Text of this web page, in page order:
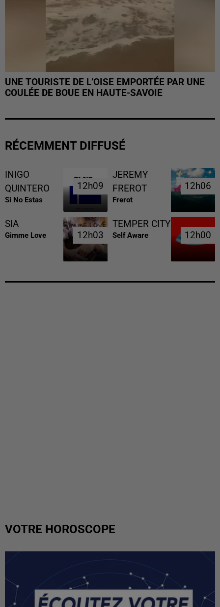
UNE TOURISTE DE L’OISE EMPORTÉE PAR UNE
COULÉE DE BOUE EN HAUTE-SAVOIE
RÉCEMMENT DIFFUSÉ
INIGO
QUINTERO
Si No Estas
12h09
12h09
JEREMY
FREROT
Frerot
12h06
12h06
SIA
Gimme Love 12h03
12h03
TEMPER CITY
Self Aware 12h00
12h00
VOTRE HOROSCOPE